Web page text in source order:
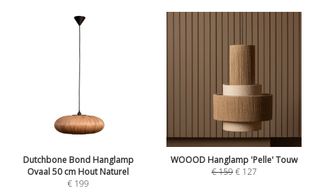
Dutchbone Bond Hanglamp
Ovaal 50 cm Hout Naturel
€ 199
WOOOD Hanglamp 'Pelle' Touw
€159 € 127